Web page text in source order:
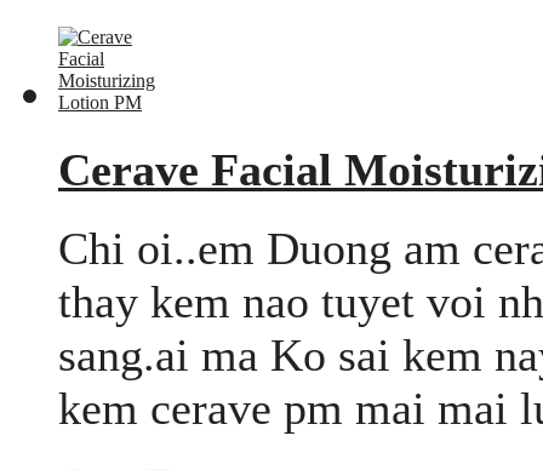
Cerave Facial
Chi oi..em Duong am
thay kem nao tuyet voi
sang.ai ma Ko sai kem
kem cerave pm mai mai